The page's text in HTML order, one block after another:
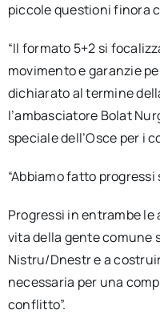
piccole questioni finora
“Il formato 5+2 si
movimento e garanzie
dichiarato al termine
l’ambasciatore Bolat
speciale dell’Osce per i
“Abbiamo fatto
Progressi in entrambe
vita della gente comune
Nistru/Dnestr e a
necessaria per una
conflitto”.